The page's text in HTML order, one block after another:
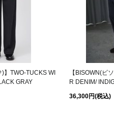
)】TWO-TUCKS WI
GRAY
【BISOWN(ビ
R DENIM/
36,300円(税込)